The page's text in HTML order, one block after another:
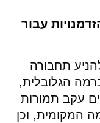
עבור
תחבורה
הגלובלית,
עקב תמורות
המקומית, וכן